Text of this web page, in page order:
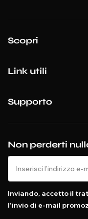
Non perderti
Inviando, accetto il
l'invio di e-mail
Scopri
Link utili
Supporto